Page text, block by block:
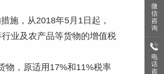
施，从2018年5月1日起，
业及农产品等货物的增值税
物，原适用17%和11%税率
微
信
咨
询
电
话
咨